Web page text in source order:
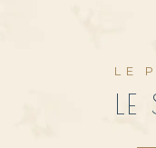
LE
LE